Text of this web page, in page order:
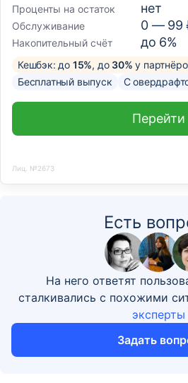
Проценты на остаток
нет
Обслуживание 0 — 99
Накопительный счёт до 6%
Кешбэк: до 15%, до 30% у
Бесплатный выпуск
С
Перейти
Лиц. №2673
Есть
На него ответят
сталкивались с похожими
эксперты
Задать